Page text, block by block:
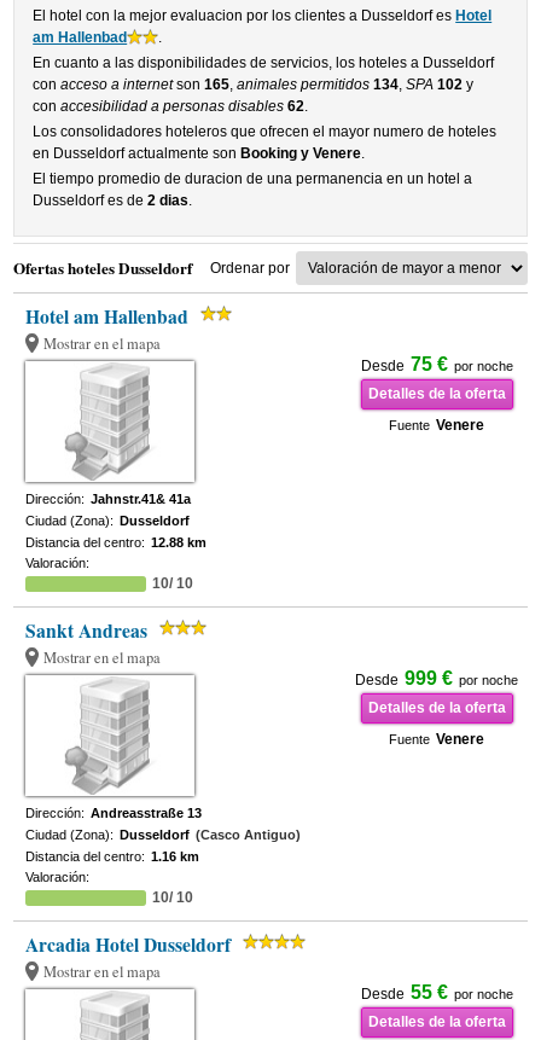
El hotel con la mejor evaluacion por los clientes a Dusseldorf es Hotel
am Hallenbad
.
En cuanto a las disponibilidades de servicios, los hoteles a Dusseldorf
conacceso a internetson165,animales permitidos 134,SPA 102 y
conaccesibilidad a personas disables 62.
Los consolidadores hoteleros que ofrecen el mayor numero de hoteles
en Dusseldorf actualmente son Booking y Venere.
El tiempo promedio de duracion de una permanencia en un hotel a
Dusseldorf es de2 dias.
Ofertas hoteles Dusseldorf Ordenar por
Hotel am Hallenbad
Mostrar en el mapa
Desde 75 € por noche
Detalles de la oferta
Fuente Venere
Dirección: Jahnstr.41& 41a
Ciudad (Zona): Dusseldorf
Distancia del centro: 12.88 km
Valoración:
10/ 10
Sankt Andreas
Mostrar en el mapa
Desde 999 € por noche
Detalles de la oferta
Fuente Venere
Dirección: Andreasstraße 13
Ciudad (Zona): Dusseldorf (Casco Antiguo)
Distancia del centro: 1.16 km
Valoración:
10/ 10
Arcadia Hotel Dusseldorf
Mostrar en el mapa
Desde 55 € por noche
Detalles de la oferta